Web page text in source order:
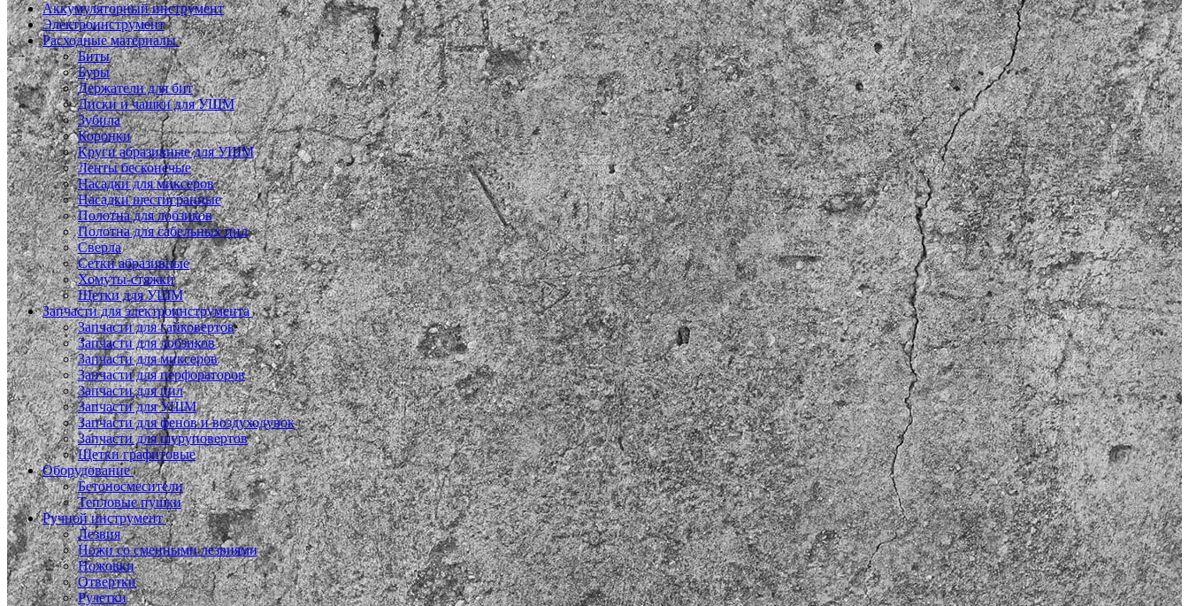
Аккумуляторный инструмент
Электроинструмент
Расходные материалы
Биты
Буры
Держатели для бит
Диски и чашки для УШМ
Зубила
Коронки
Круги абразивные для УШМ
Ленты бесконечые
Насадки для миксеров
Насадки шестигранные
Полотна для лобзиков
Полотна для сабельных пил
Сверла
Сетки абразивные
Хомуты-стяжки
Щетки для УШМ
Запчасти для электроинструмента
Запчасти для гайковертов
Запчасти для лобзиков
Запчасти для миксеров
Запчасти для перфораторов
Запчасти для пил
Запчасти для УШМ
Запчасти для фенов и воздуходувок
Запчасти для шуруповертов
Щетки графитовые
Оборудование
Бетоносмесители
Тепловые пушки
Ручной инструмент
Лезвия
Ножи со сменными лезвиями
Ножовки
Отвертки
Рулетки